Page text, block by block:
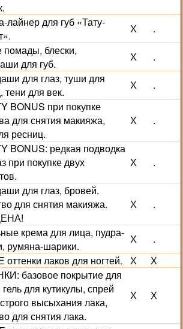
лайнер для губ «Тату-
Х .
помады, блески,
для губ.
Х .
для глаз, туши для
тени для век.
Х .
BONUS при покупке
для снятия макияжа,
ресниц.
Х .
BONUS: редкая подводка
при покупке двух
Х .
для глаз, бровей.
для снятия макияжа.
Х .
крема для лица, пудра-
румяна-шарики.
Х
.
лаков для ногтей. Х Х
базовое покрытие для
гель для кутикулы, спрей
высыхания лака,
для снятия лака.
Х Х